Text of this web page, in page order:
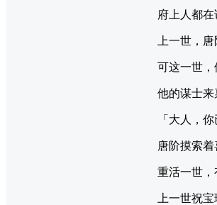
府上人都在
上一世，
可这一世，
他的谋士来
「大人，
唐阶摸索着
重活一世，
上一世祝